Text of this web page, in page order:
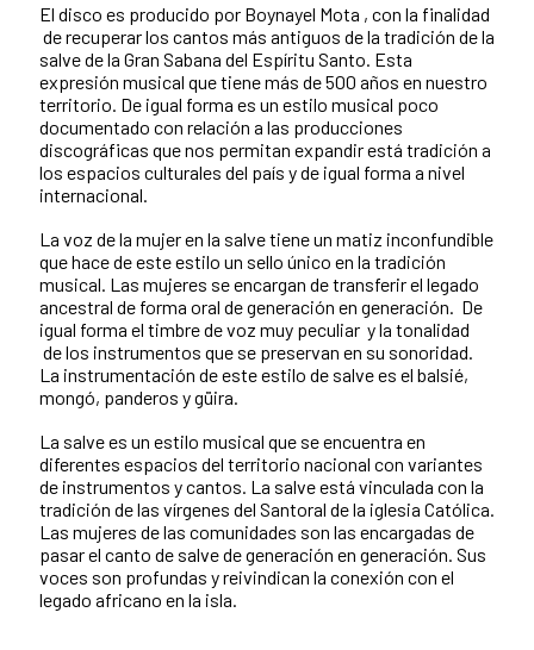
El disco es producido por Boynayel Mota , con la finalidad
de recuperar los cantos más antiguos de la tradición de la
salve de la Gran Sabana del Espíritu Santo. Esta
expresión musical que tiene más de 500 años en nuestro
territorio. De igual forma es un estilo musical poco
documentado con relación a las producciones
discográficas que nos permitan expandir está tradición a
los espacios culturales del país y de igual forma a nivel
internacional.
La voz de la mujer en la salve tiene un matiz inconfundible
que hace de este estilo un sello único en la tradición
musical. Las mujeres se encargan de transferir el legado
ancestral de forma oral de generación en generación. De
igual forma el timbre de voz muy peculiar y la tonalidad
de los instrumentos que se preservan en su sonoridad.
La instrumentación de este estilo de salve es el balsié,
mongó, panderos y güira.
La salve es un estilo musical que se encuentra en
diferentes espacios del territorio nacional con variantes
de instrumentos y cantos. La salve está vinculada con la
tradición de las vírgenes del Santoral de la iglesia Católica.
Las mujeres de las comunidades son las encargadas de
pasar el canto de salve de generación en generación. Sus
voces son profundas y reivindican la conexión con el
legado africano en la isla.